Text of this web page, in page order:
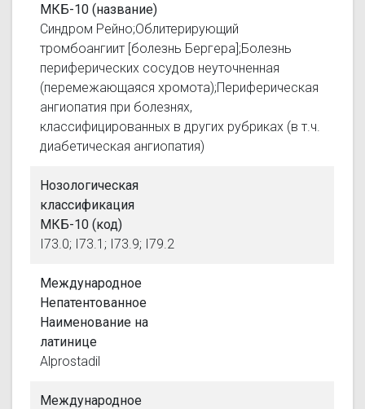
МКБ-10 (название)
Синдром Рейно;Облитерирующий
тромбоангиит [болезнь Бергера];Болезнь
периферических сосудов неуточненная
(перемежающаяся хромота);Периферическая
ангиопатия при болезнях,
классифицированных в других рубриках (в т.ч.
диабетическая ангиопатия)
Нозологическая
классификация
МКБ-10 (код)
I73.0; I73.1; I73.9; I79.2
Международное
Непатентованное
Наименование на
латинице
Alprostadil
Международное